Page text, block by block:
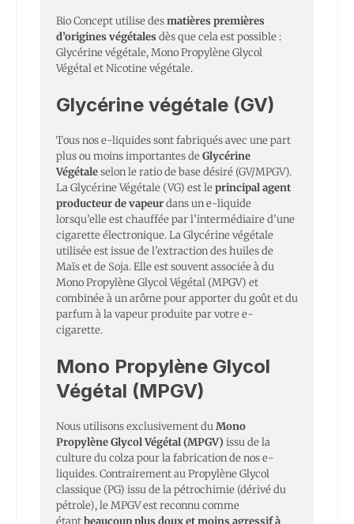
Bio Concept utilise desmatières premières
d’origines végétales dès que cela est possible :
Glycérine végétale, Mono Propylène Glycol
Végétal et Nicotine végétale.
Glycérine végétale (GV)
Tous nos e-liquides sont fabriqués avec une part
plus ou moins importantes deGlycérine
Végétaleselon le ratio de base désiré (GV/MPGV).
La Glycérine Végétale (VG) est leprincipal agent
producteur de vapeurdans un e-liquide
lorsqu’elle est chauffée par l’intermédiaire d’une
cigarette électronique. La Glycérine végétale
utilisée est issue de l’extraction des huiles de
Maïs et de Soja. Elle est souvent associée à du
Mono Propylène Glycol Végétal (MPGV) et
combinée à un arôme pour apporter du goût et du
parfum à la vapeur produite par votre e-
cigarette.
Mono Propylène Glycol
Végétal (MPGV)
Nous utilisons exclusivement duMono
Propylène Glycol Végétal (MPGV) issu de la
culture du colza pour la fabrication de nos e-
liquides. Contrairement au Propylène Glycol
classique (PG) issu de la pétrochimie (dérivé du
pétrole), le MPGV est reconnu comme